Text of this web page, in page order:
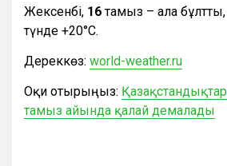
Жексенбі, 16тамыз – ала бұлтты,
түнде +20°С.
Дереккөз: world-weather.ru
Оқи отырыңыз:
тамыз айында қалай демалады